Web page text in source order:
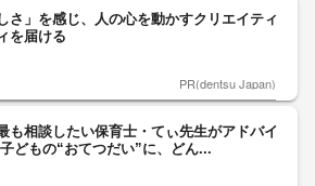
さ」を感じ、人の心を動かすクリエイティ
を届ける
PR(dentsu Japan)
も相談したい保育士・てぃ先生がアドバイ
どもの“おてつだい”に、どん...